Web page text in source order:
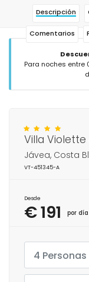
Descripción
Comentarios
Para noches
Villa
Jávea, Costa
VT-451345-A
Desde
€ 191 por día
4 Personas